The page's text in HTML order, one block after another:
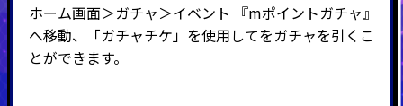
ホーム画面＞ガチャ＞イベント 『mポイントガチャ』
へ移動、「ガチャチケ」を使用してをガチャを引くこ
とができます。